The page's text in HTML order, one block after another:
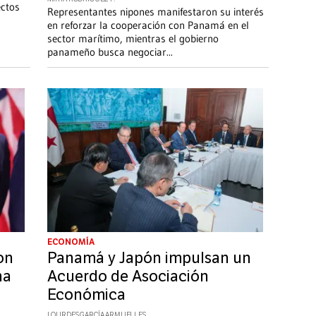
Representantes nipones manifestaron su interés
en reforzar la cooperación con Panamá en el
sector marítimo, mientras el gobierno
panameño busca negociar...
ECONOMÍA
Panamá y Japón impulsan un
Acuerdo de Asociación
Económica